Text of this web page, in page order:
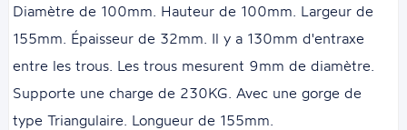
Diamètre de 100mm. Hauteur de 100mm. Largeur de
155mm. Épaisseur de 32mm. Il y a 130mm d'entraxe
entre les trous. Les trous mesurent 9mm de diamètre.
Supporte une charge de 230KG. Avec une gorge de
type Triangulaire. Longueur de 155mm.